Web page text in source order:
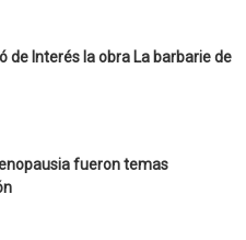
de Interés la obra La barbarie de
fueron temas